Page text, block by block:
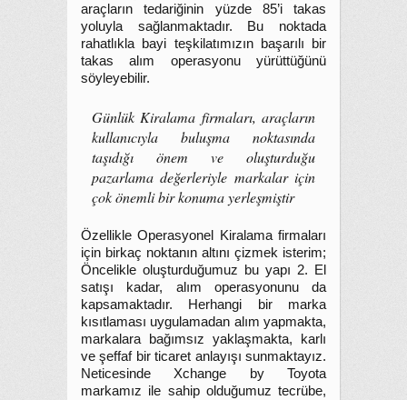
araçların tedariğinin yüzde 85’i takas
yoluyla sağlanmaktadır. Bu noktada
rahatlıkla bayi teşkilatımızın başarılı bir
takas alım operasyonu yürüttüğünü
söyleyebilir.
Günlük Kiralama firmaları, araçların
kullanıcıyla buluşma noktasında
taşıdığı önem ve oluşturduğu
pazarlama değerleriyle markalar için
çok önemli bir konuma yerleşmiştir
Özellikle Operasyonel Kiralama firmaları
için birkaç noktanın altını çizmek isterim;
Öncelikle oluşturduğumuz bu yapı 2. El
satışı kadar, alım operasyonunu da
kapsamaktadır. Herhangi bir marka
kısıtlaması uygulamadan alım yapmakta,
markalara bağımsız yaklaşmakta, karlı
ve şeffaf bir ticaret anlayışı sunmaktayız.
Neticesinde Xchange by Toyota
markamız ile sahip olduğumuz tecrübe,